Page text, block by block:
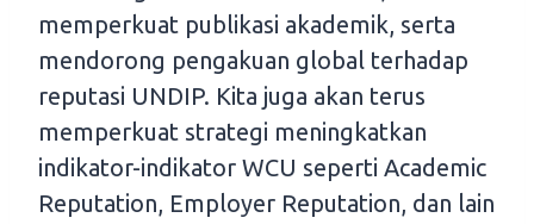
memperkuat publikasi akademik, serta
mendorong pengakuan global terhadap
reputasi UNDIP. Kita juga akan terus
memperkuat strategi meningkatkan
indikator-indikator WCU seperti Academic
Reputation, Employer Reputation, dan lain